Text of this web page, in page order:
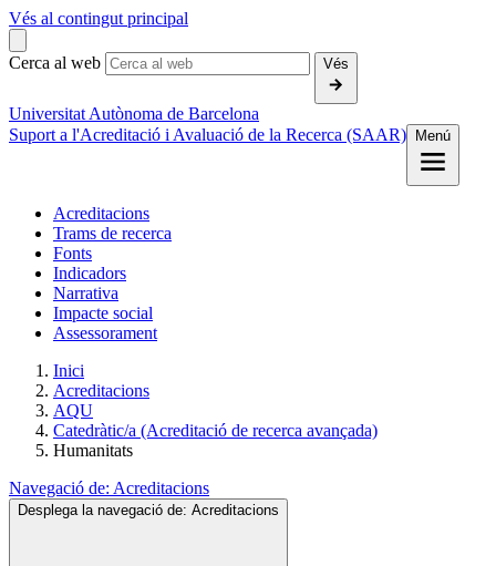
Vés al contingut principal
Cerca al web Vés
Universitat Autònoma de Barcelona
Suport a l'Acreditació i Avaluació de la Recerca (SAAR)
Menú
Acreditacions
Trams de recerca
Fonts
Indicadors
Narrativa
Impacte social
Assessorament
Inici
Acreditacions
AQU
Catedràtic/a (Acreditació de recerca avançada)
Humanitats
Navegació de: Acreditacions
Desplega la navegació de: Acreditacions